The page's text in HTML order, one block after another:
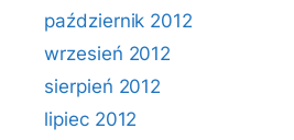
październik 2012
wrzesień 2012
sierpień 2012
lipiec 2012